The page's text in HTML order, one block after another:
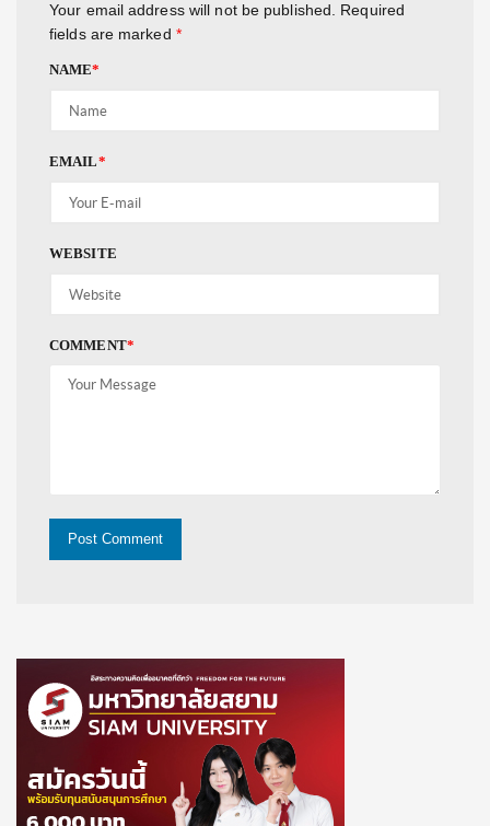
Your email address will not be published. Required
fields are marked *
NAME*
EMAIL*
WEBSITE
COMMENT*